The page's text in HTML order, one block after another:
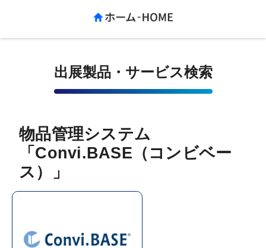
出展製品・サービス検索
物品管理システム
「Convi.BASE（コンビベー
ス）」